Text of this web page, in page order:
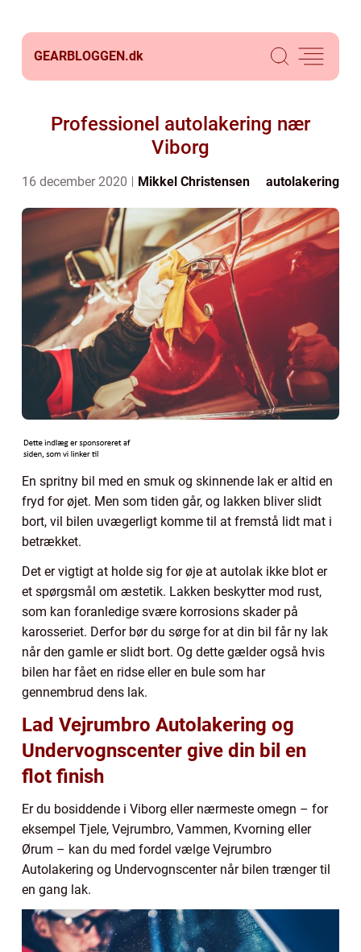
GEARBLOGGEN.dk
Professionel autolakering nær
Viborg
16 december 2020 Mikkel Christensen autolakering
En spritny bil med en smuk og skinnende lak er altid en
fryd for øjet. Men som tiden går, og lakken bliver slidt
bort, vil bilen uvægerligt komme til at fremstå lidt mat i
betrækket.
Det er vigtigt at holde sig for øje at autolak ikke blot er
et spørgsmål om æstetik. Lakken beskytter mod rust,
som kan foranledige svære korrosions skader på
karosseriet. Derfor bør du sørge for at din bil får ny lak
når den gamle er slidt bort. Og dette gælder også hvis
bilen har fået en ridse eller en bule som har
gennembrud dens lak.
Lad Vejrumbro Autolakering og
Undervognscenter give din bil en
flot finish
Er du bosiddende i Viborg eller nærmeste omegn – for
eksempel Tjele, Vejrumbro, Vammen, Kvorning eller
Ørum – kan du med fordel vælge Vejrumbro
Autolakering og Undervognscenter når bilen trænger til
en gang lak.